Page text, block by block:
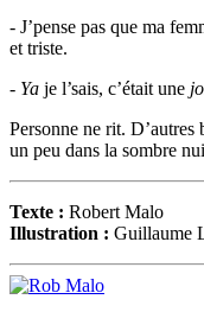
- J’pense pas que ma
et triste.
- Ya je l’sais, c’était une
Personne ne rit.
un peu dans la sombre
Texte : Robert Malo
Illustration : Guillaume